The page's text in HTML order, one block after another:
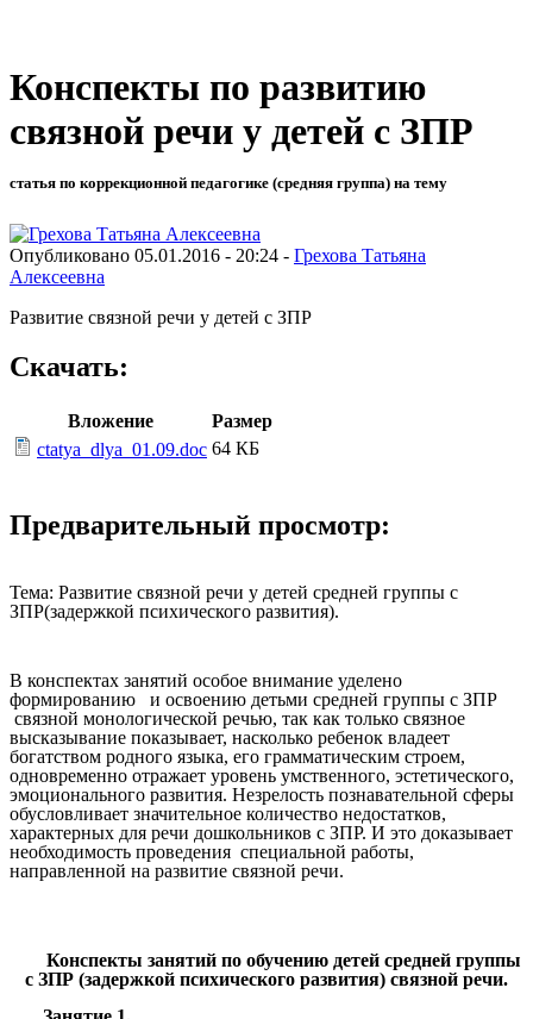
Конспекты по развитию
связной речи у детей с ЗПР
статья по коррекционной педагогике (средняя группа) на тему
Опубликовано 05.01.2016 - 20:24 - Грехова Татьяна
Алексеевна
Развитие связной речи у детей с ЗПР
Скачать:
Вложение
Размер
ctatya_dlya_01.09.doc 64 КБ
Предварительный просмотр:
Тема: Развитие связной речи у детей средней группы с
ЗПР(задержкой психического развития).
В конспектах занятий особое внимание уделено
формированию и освоению детьми средней группы с ЗПР
связной монологической речью, так как только связное
высказывание показывает, насколько ребенок владеет
богатством родного языка, его грамматическим строем,
одновременно отражает уровень умственного, эстетического,
эмоционального развития. Незрелость познавательной сферы
обусловливает значительное количество недостатков,
характерных для речи дошкольников с ЗПР. И это доказывает
необходимость проведения специальной работы,
направленной на развитие связной речи.
Конспекты занятий по обучению детей средней группы
с ЗПР (задержкой психического развития) связной речи.